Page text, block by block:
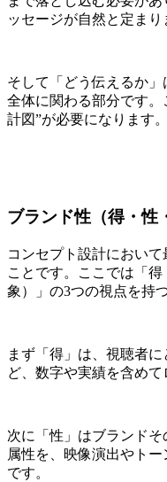
ッセージが自然と定まり
そして「どう伝えるか
全体に関わる部分です
計図”が必要になります。
ブランド性（得・性
コンセプト設計におい
ことです。ここでは「
象）」の3つの視点を持
まず「得」は、視聴者
ど、数字や実績を含め
次に「性」はブランド
属性を、映像演出やト
です。